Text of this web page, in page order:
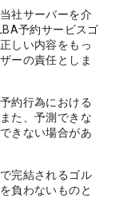
社サーバーを介
予約サービスゴ
しい内容をもっ
ーの責任としま
約行為における
た、予測できな
きない場合があ
完結されるゴル
負わないものと